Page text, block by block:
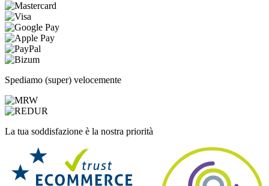
Spediamo (super) velocemente
La tua soddisfazione è la nostra priorità